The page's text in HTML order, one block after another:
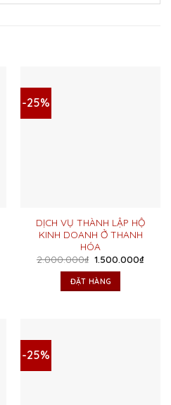
-25%
DỊCH VỤ THÀNH LẬP HỘ
KINH DOANH Ở THANH
HÓA
2.000.000₫ Giá
là:
2.000.000₫.
1.500.000₫Giá
ĐẶT HÀNG
-25%